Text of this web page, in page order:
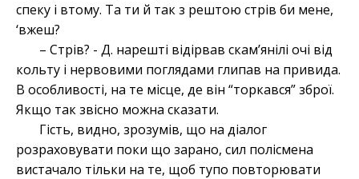
спеку і втому. Та ти й так з рештою стрів би мене,
‘вжеш?
– Стрів? - Д. нарешті відірвав скам’янілі очі від
кольту і нервовими поглядами глипав на привида.
В особливості, на те місце, де він “торкався” зброї.
Якщо так звісно можна сказати.
Гість, видно, зрозумів, що на діалог
розраховувати поки що зарано, сил полісмена
вистачало тільки на те, щоб тупо повторювати